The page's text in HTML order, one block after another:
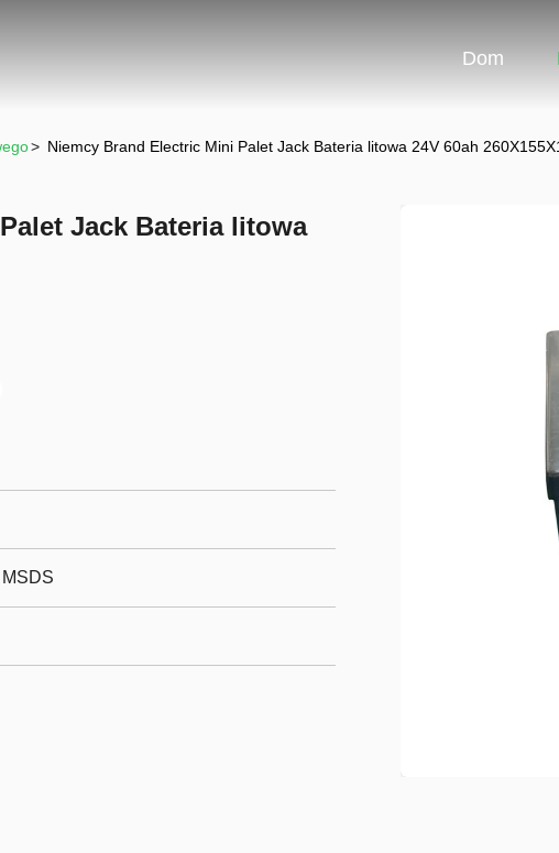
Dom
> Niemcy Brand Electric Mini Palet Jack Bateria litowa 24V 60ah
Jack Bateria litowa